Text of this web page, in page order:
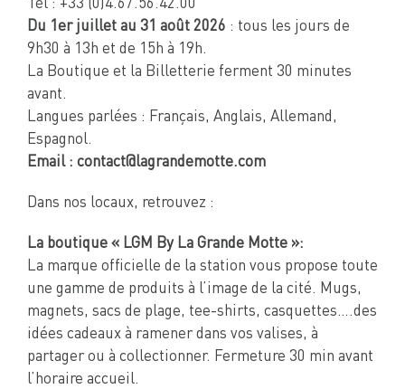
Tél : +33 (0)4.67.56.42.00
Du 1er juillet au 31 août 2026 : tous les jours de
9h30 à 13h et de 15h à 19h.
La Boutique et la Billetterie ferment 30 minutes
avant.
Langues parlées : Français, Anglais, Allemand,
Espagnol.
Email : contact@lagrandemotte.com
Dans nos locaux, retrouvez :
La boutique « LGM By La Grande Motte »:
La marque officielle de la station vous propose toute
une gamme de produits à l’image de la cité. Mugs,
magnets, sacs de plage, tee-shirts, casquettes….des
idées cadeaux à ramener dans vos valises, à
partager ou à collectionner. Fermeture 30 min avant
l’horaire accueil.